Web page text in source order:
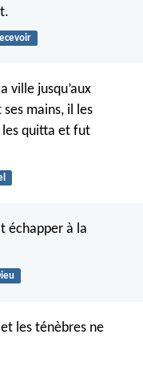
ville jusqu’aux
mains, il les
les quitta et fut
échapper à la
les ténèbres ne